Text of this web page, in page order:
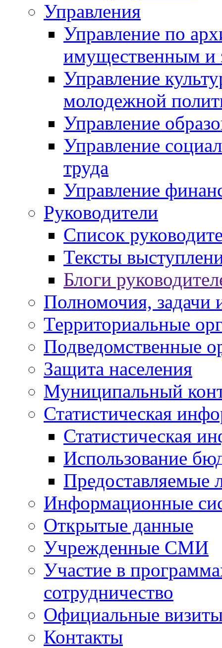
Управления
Управление по
имущественным и
Управление
молодежной
Управление
Управление
труда
Управление
Руководители
Список
Тексты
Блоги
Полномочия, задачи
Территориальные
Подведомственные
Защита населения
Муниципальный
Статистическая
Статистическая
Использование
Предоставляемые
Информационные
Открытые данные
Учрежденные СМИ
Участие в
сотрудничество
Официальные
Контакты